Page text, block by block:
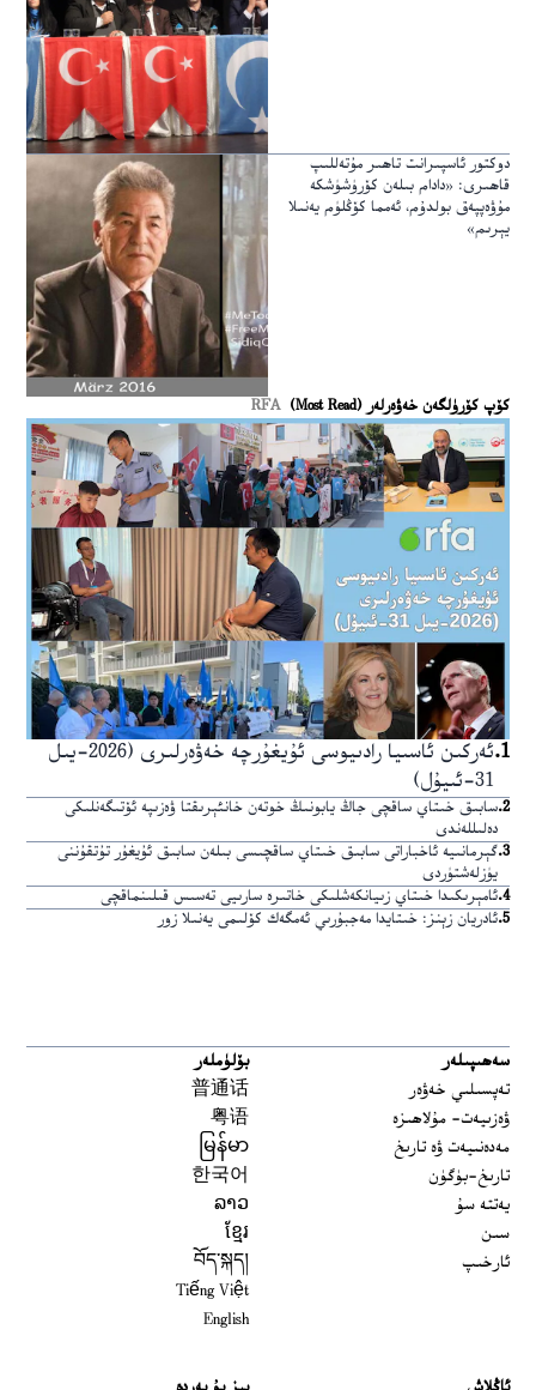
دوكتور ئاسپىرانت تاھىر مۇتەللىپ
قاھىرى: «دادام بىلەن كۆرۈشۈشكە
مۇۋەپپەق بولدۇم، ئەمما كۆڭلۈم يەنىلا
يېرىم»
كۆپ كۆرۈلگەن خەۋەرلەر (Most Read) RFA
1
.
ئەركىن ئاسىيا رادىيوسى ئۇيغۇرچە خەۋەرلىرى (2026-يىل
31-ئىيۇل)
2
.سابىق خىتاي ساقچى جاڭ يابونىڭ خوتەن خانئېرىقتا ۋەزىپە ئۆتىگەنلىكى
دەلىللەندى
3
.گېرمانىيە ئاخباراتى سابىق خىتاي ساقچىسى بىلەن سابىق ئۇيغۇر تۇتقۇننى
يۈزلەشتۈردى
4
.ئامېرىكىدا خىتاي زىيانكەشلىكى خاتىرە سارىيى تەسىس قىلىنماقچى
5
.ئادريان زېنز: خىتايدا مەجبۇرىي ئەمگەك كۆلىمى يەنىلا زور
سەھىپىلەر
تەپسىلىي خەۋەر
ۋەزىيەت- مۇلاھىزە
مەدەنىيەت ۋە تارىخ
تارىخ-بۈگۈن
يەتتە سۇ
سىن
ئارخىپ
بۆلۈملەر
普通话
粤语
မြန်မာ
한국어
ລາວ
ខ្មែរ
བོད་སྐད།
Tiếng Việt
English